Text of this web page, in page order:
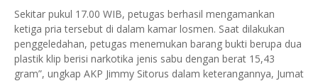
Sekitar pukul 17.00 WIB, petugas berhasil mengamankan
ketiga pria tersebut di dalam kamar losmen. Saat dilakukan
penggeledahan, petugas menemukan barang bukti berupa dua
plastik klip berisi narkotika jenis sabu dengan berat 15,43
gram”, ungkap AKP Jimmy Sitorus dalam keterangannya, Jumat